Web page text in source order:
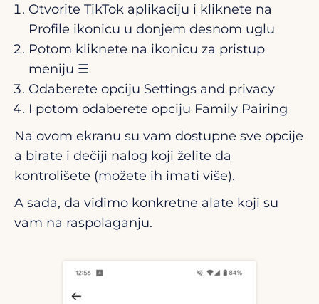
Otvorite TikTok aplikaciju i kliknete na
Profile ikonicu u donjem desnom uglu
Potom kliknete na ikonicu za pristup
meniju ☰
Odaberete opciju Settings and privacy
I potom odaberete opciju Family Pairing
Na ovom ekranu su vam dostupne sve opcije
a birate i dečiji nalog koji želite da
kontrolišete (možete ih imati više).
A sada, da vidimo konkretne alate koji su
vam na raspolaganju.